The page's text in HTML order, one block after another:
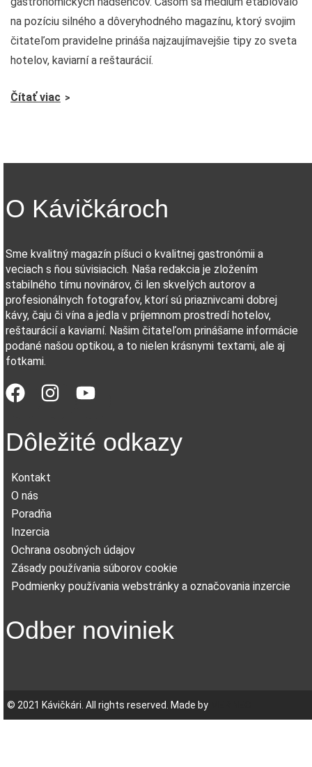
na pozíciu silného a dôveryhodného magazínu, ktorý svojim
čitateľom pravidelne prináša najzaujímavejšie tipy zo sveta
hotelov, kaviarní a reštaurácií.
Čítať viac
O Kávičkároch
Sme kvalitný magazín píšuci o kvalitnej gastronómii a
veciach s ňou súvisiacich. Naša redakcia je zložením
stabilného tímu novinárov, či len skvelých autorov a
profesionálnych fotografov, ktorí sú priaznivcami dobrej
kávy, čaju či vína a jedla v príjemnom prostredí hotelov,
reštaurácií a kaviarní. Našim čitateľom prinášame informácie
podané našou optikou, a to nielen krásnymi textami, ale aj
fotkami.
Dôležité odkazy
Kontakt
O nás
Poradňa
Inzercia
Ochrana osobných údajov
Zásady používania súborov cookie
Podmienky používania webstránky a označovania inzercie
Odber noviniek
© 2021 Kávičkári. All rights reserved. Made by